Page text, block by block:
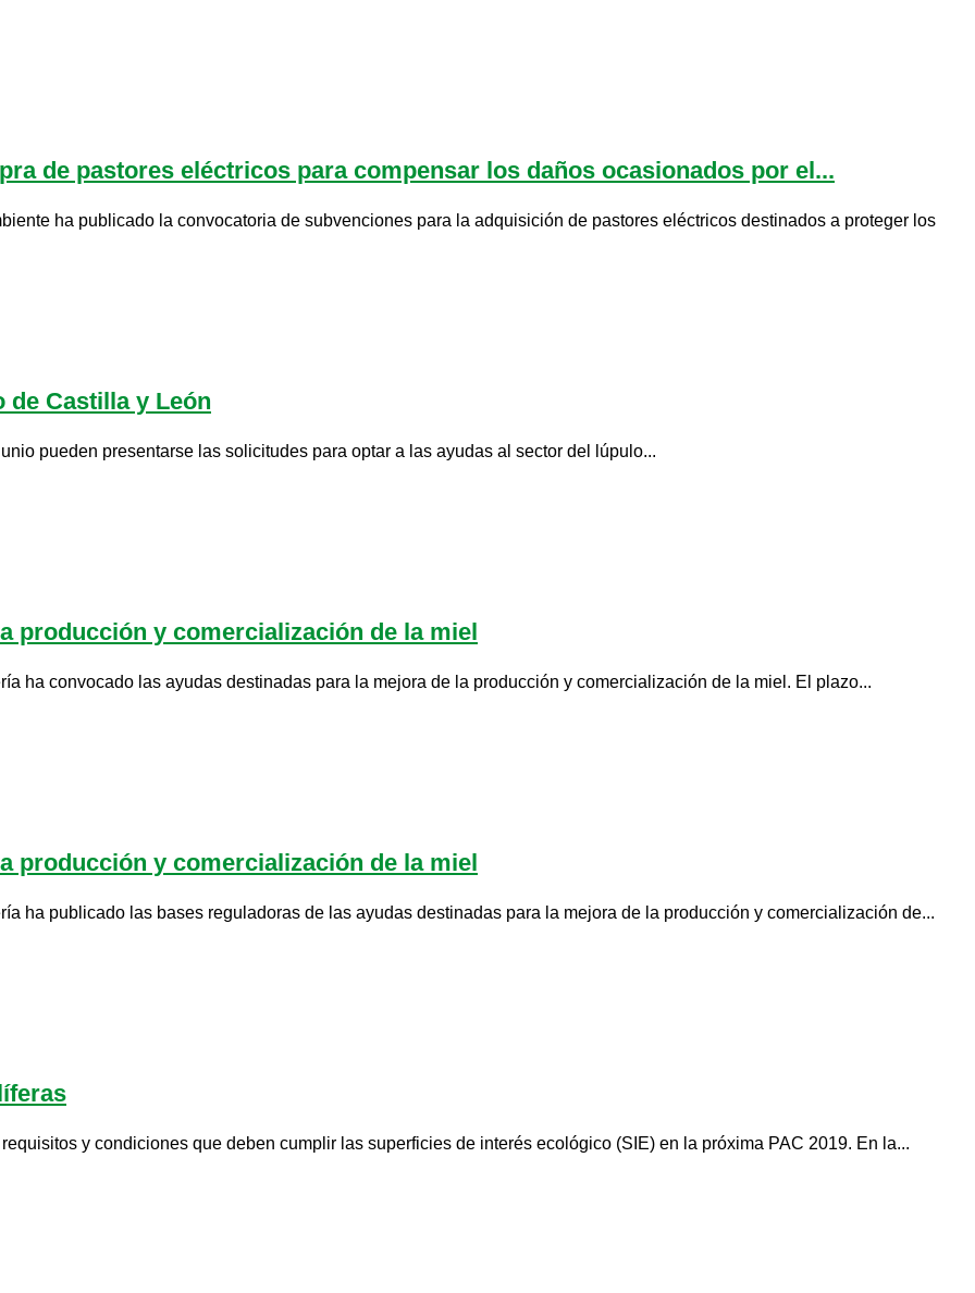
de pastores eléctricos para compensar los daños ocasionados por el...
ha publicado la convocatoria de subvenciones para la adquisición de pastores eléctricos destinados a proteger los
de Castilla y León
pueden presentarse las solicitudes para optar a las ayudas al sector del lúpulo...
producción y comercialización de la miel
ha convocado las ayudas destinadas para la mejora de la producción y comercialización de la miel. El plazo...
producción y comercialización de la miel
ha publicado las bases reguladoras de las ayudas destinadas para la mejora de la producción y comercialización de...
y condiciones que deben cumplir las superficies de interés ecológico (SIE) en la próxima PAC 2019. En la...